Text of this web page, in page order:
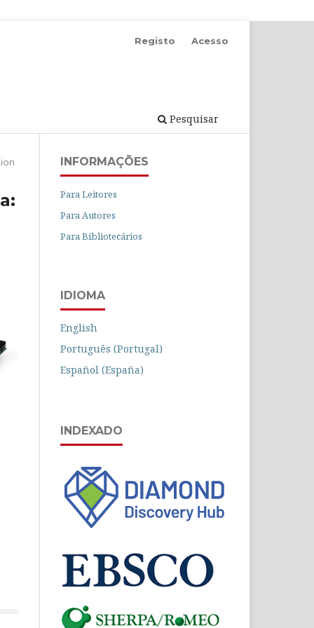
Pesquisar
Registo Acesso
INFORMAÇÕES
Para Leitores
Para Autores
Para Bibliotecários
IDIOMA
English
Português (Portugal)
Español (España)
INDEXADO